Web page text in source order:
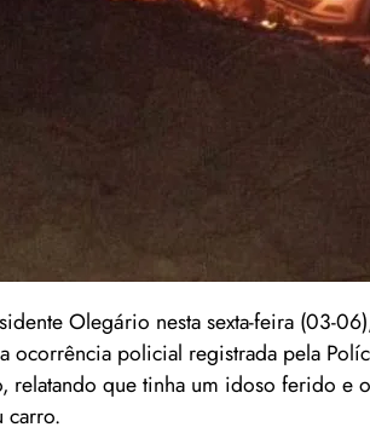
Olegário nesta sexta-feira (03-
ocorrência policial registrada pela
que tinha um idoso ferido e
carro.